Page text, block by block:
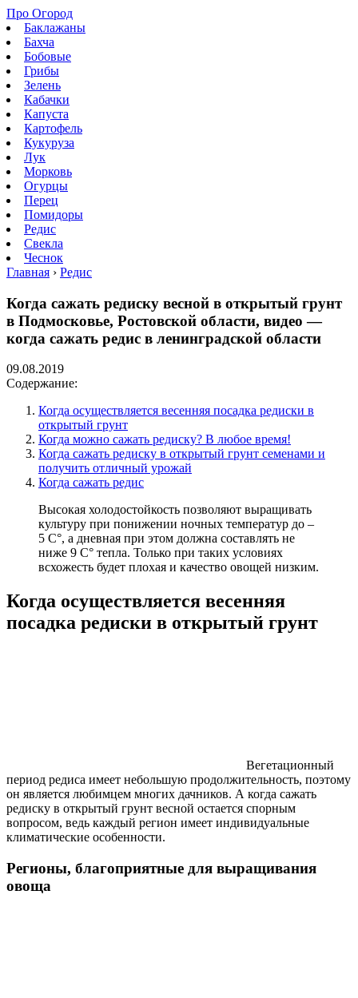
Про Огород
Баклажаны
Бахча
Бобовые
Грибы
Зелень
Кабачки
Капуста
Картофель
Кукуруза
Лук
Морковь
Огурцы
Перец
Помидоры
Редис
Свекла
Чеснок
Главная › Редис
Когда сажать редиску весной в открытый грунт
в Подмосковье, Ростовской области, видео —
когда сажать редис в ленинградской области
09.08.2019
Содержание:
Когда осуществляется весенняя посадка редиски в
открытый грунт
Когда можно сажать редиску? В любое время!
Когда сажать редиску в открытый грунт семенами и
получить отличный урожай
Когда сажать редис
Высокая холодостойкость позволяют выращивать
культуру при понижении ночных температур до –
5 С°, а дневная при этом должна составлять не
ниже 9 С° тепла. Только при таких условиях
всхожесть будет плохая и качество овощей низким.
Когда осуществляется весенняя
посадка редиски в открытый грунт
Вегетационный
период редиса имеет небольшую продолжительность, поэтому
он является любимцем многих дачников. А когда сажать
редиску в открытый грунт весной остается спорным
вопросом, ведь каждый регион имеет индивидуальные
климатические особенности.
Регионы, благоприятные для выращивания
овоща